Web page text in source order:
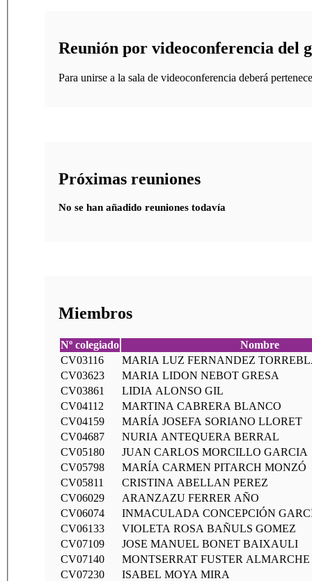
Reunión por videoconferencia del
Para unirse a la sala de videoconferencia deberá
Próximas reuniones
No se han añadido reuniones todavía
Miembros
Nº colegiado
Nombre
CV03116
MARIA LUZ FERNANDEZ
CV03623
MARIA LIDON NEBOT GRESA
CV03861
LIDIA ALONSO GIL
CV04112
MARTINA CABRERA BLANCO
CV04159
MARÍA JOSEFA SORIANO LLORET
CV04687
NURIA ANTEQUERA BERRAL
CV05180
JUAN CARLOS MORCILLO GARCIA
CV05798
MARÍA CARMEN PITARCH MONZÓ
CV05811
CRISTINA ABELLAN PEREZ
CV06029
ARANZAZU FERRER AÑO
CV06074
INMACULADA CONCEPCIÓN
CV06133
VIOLETA ROSA BAÑULS GOMEZ
CV07109
JOSE MANUEL BONET BAIXAULI
CV07140
MONTSERRAT FUSTER ALMARCHE
CV07230
ISABEL MOYA MIRA